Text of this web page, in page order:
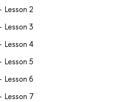
Lesson 2
Lesson 3
Lesson 4
Lesson 5
Lesson 6
Lesson 7